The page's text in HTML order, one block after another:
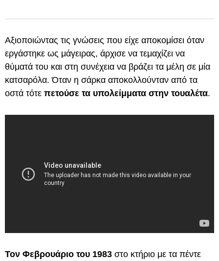
Αξιοποιώντας τις γνώσεις που είχε αποκομίσει όταν
εργάστηκε ως μάγειρας, άρχισε να τεμαχίζει να
θύματά του και στη συνέχεια να βράζει τα μέλη σε μία
κατσαρόλα. Όταν η σάρκα αποκολλούνταν από τα
οστά τότε πετούσε τα υπολείμματα στην τουαλέτα.
Τον Φεβρουάριο του 1983 στο κτήριο με τα πέντε